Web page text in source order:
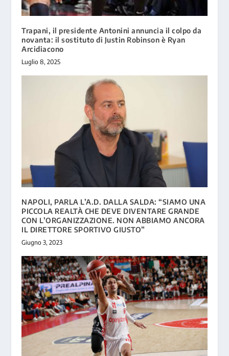
Trapani, il presidente Antonini annuncia il colpo da
novanta: il sostituto di Justin Robinson è Ryan
Arcidiacono
Luglio 8, 2025
NAPOLI, PARLA L’A.D. DALLA SALDA: “SIAMO UNA
PICCOLA REALTÀ CHE DEVE DIVENTARE GRANDE
CON L’ORGANIZZAZIONE. NON ABBIAMO ANCORA
IL DIRETTORE SPORTIVO GIUSTO”
Giugno 3, 2023